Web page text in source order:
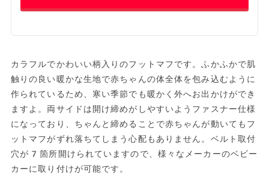
カラフルでかわいい柄入りのフットマフです。ふかふかで肌
触りの良い暖かな生地で赤ちゃんの体全体を包み込むように
作られているため、寒い季節でも暖かく外へお出かけができ
ますよ。両サイドは開け締めがしやすいようファスナー仕様
になっており、ちゃんと締めることで赤ちゃんが動いてもフ
ットマフがずれ落ちてしまう心配もありません。ベルト取付
穴が7箇所開けられていますので、様々なメーカーのベビー
カーに取り付けが可能です。